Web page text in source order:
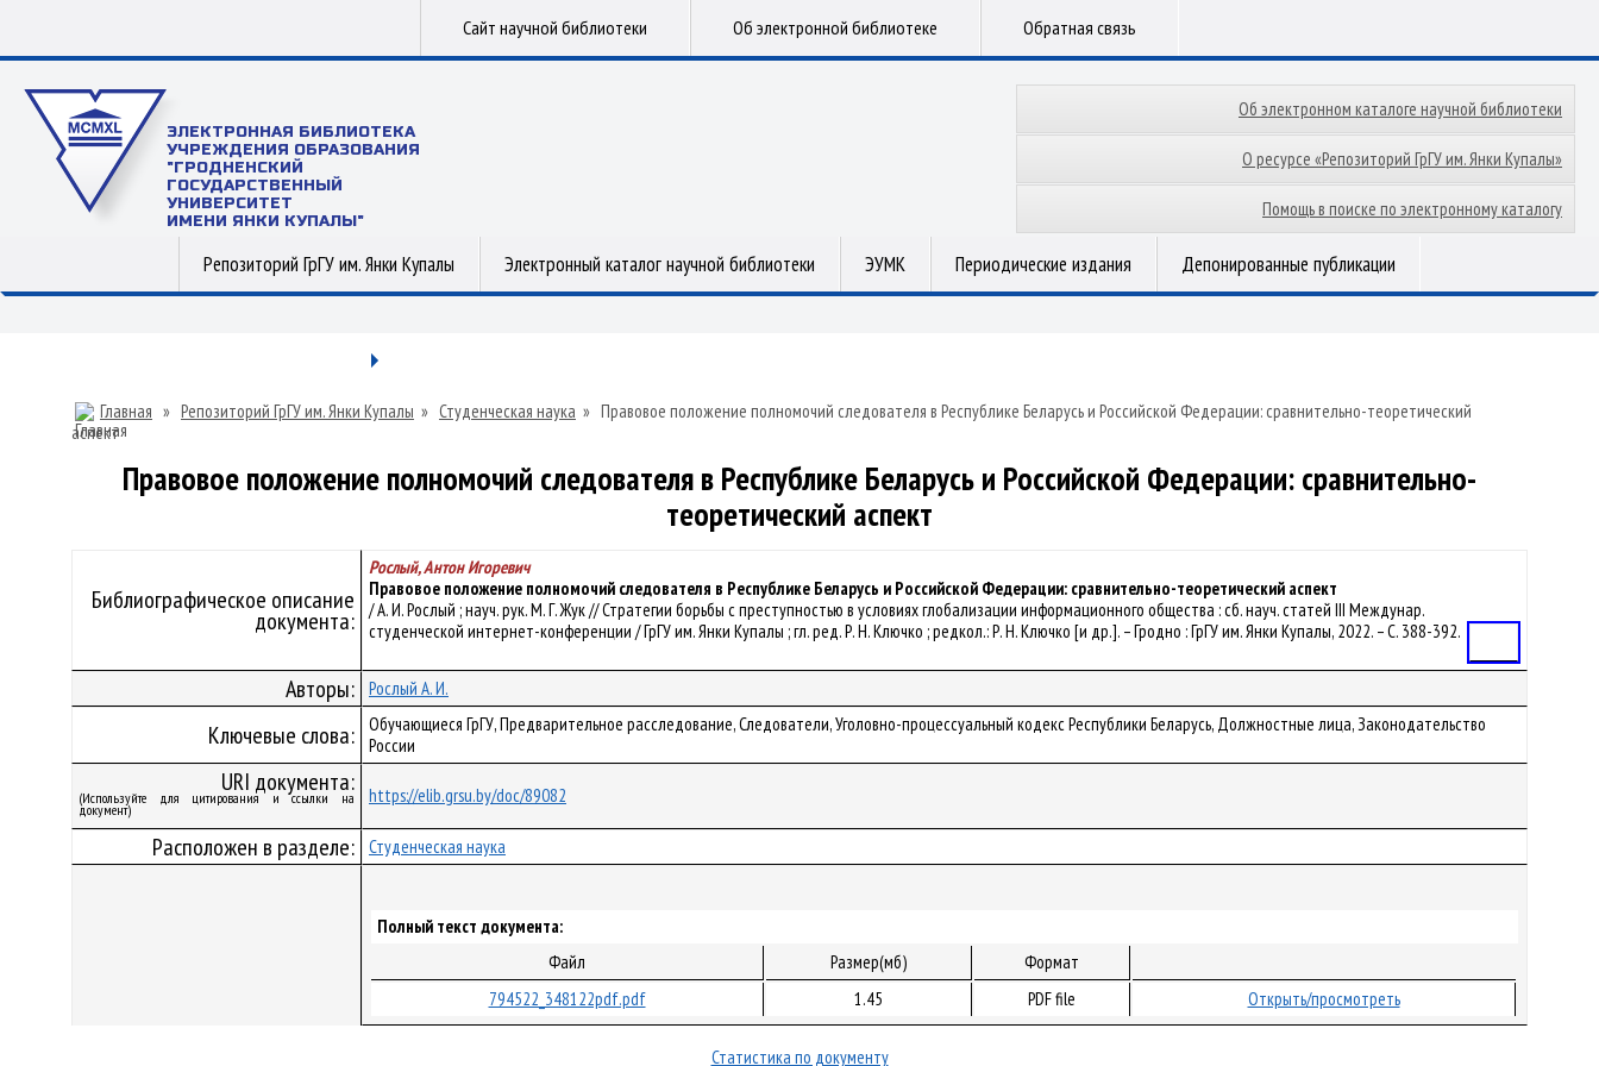
Сайт научной библиотеки Об электронной библиотеке Обратная связь
ЭЛЕКТРОННАЯ БИБЛИОТЕКА
УЧРЕЖДЕНИЯ ОБРАЗОВАНИЯ
"ГРОДНЕНСКИЙ
ГОСУДАРСТВЕННЫЙ
УНИВЕРСИТЕТ
ИМЕНИ ЯНКИ КУПАЛЫ"
Об электронном каталоге научной библиотеки
О ресурсе «Репозиторий ГрГУ им. Янки Купалы»
Помощь в поиске по электронному каталогу
Репозиторий ГрГУ им. Янки Купалы Электронный каталог научной библиотеки ЭУМК Периодические издания Депонированные публикации
Главная » Репозиторий ГрГУ им. Янки Купалы » Студенческая наука » Правовое положение полномочий следователя в Республике Беларусь и Российской Федерации: сравнительно-теоретический
аспект
Правовое положение полномочий следователя в Республике Беларусь и Российской Федерации: сравнительно-
теоретический аспект
Библиографическое описание
документа:
Рослый, Антон Игоревич
Правовое положение полномочий следователя в Республике Беларусь и Российской Федерации: сравнительно-теоретический аспект
/ А. И. Рослый ; науч. рук. М. Г. Жук // Стратегии борьбы с преступностью в условиях глобализации информационного общества : сб. науч. статей III Междунар.
студенческой интернет-конференции / ГрГУ им. Янки Купалы ; гл. ред. Р. Н. Ключко ; редкол.: Р. Н. Ключко [и др.]. – Гродно : ГрГУ им. Янки Купалы, 2022. – С. 388-392.
Авторы: Рослый А. И.
Ключевые слова:
Обучающиеся ГрГУ, Предварительное расследование, Следователи, Уголовно-процессуальный кодекс Республики Беларусь, Должностные лица, Законодательство
России
URI документа:
(Используйте для цитирования и ссылки на
документ)
https://elib.grsu.by/doc/89082
Расположен в разделе: Студенческая наука
Полный текст документа:
Файл
Размер(мб)
Формат
794522_348122pdf.pdf
1.45 PDF file Открыть/просмотреть
Статистика по документу